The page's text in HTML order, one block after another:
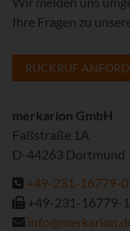
Ihre Fragen zu
RÜCKRUF
merkarion GmbH
Faßstraße 1A
D-44263 Dortmund
+49-231-16779-0
+49-231-16779-